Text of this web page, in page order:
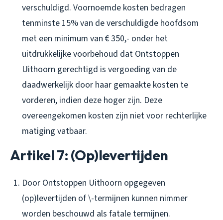
verschuldigd. Voornoemde kosten bedragen
tenminste 15% van de verschuldigde hoofdsom
met een minimum van € 350,- onder het
uitdrukkelijke voorbehoud dat Ontstoppen
Uithoorn gerechtigd is vergoeding van de
daadwerkelijk door haar gemaakte kosten te
vorderen, indien deze hoger zijn. Deze
overeengekomen kosten zijn niet voor rechterlijke
matiging vatbaar.
Artikel 7: (Op)levertijden
Door Ontstoppen Uithoorn opgegeven
(op)levertijden of \-termijnen kunnen nimmer
worden beschouwd als fatale termijnen.